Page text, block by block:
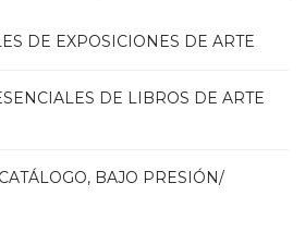
DE EXPOSICIONES DE ARTE
DE LIBROS DE ARTE
BAJO PRESIÓN/